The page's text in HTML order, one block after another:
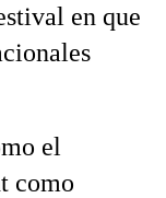
en que
el
como